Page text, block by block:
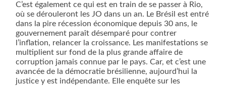
C’est également ce qui est en train de se passer à Rio,
où se dérouleront les JO dans un an. Le Brésil est entré
dans la pire récession économique depuis 30 ans, le
gouvernement paraît désemparé pour contrer
l’inflation, relancer la croissance. Les manifestations se
multiplient sur fond de la plus grande affaire de
corruption jamais connue par le pays. Car, et c’est une
avancée de la démocratie brésilienne, aujourd’hui la
justice y est indépendante. Elle enquête sur les